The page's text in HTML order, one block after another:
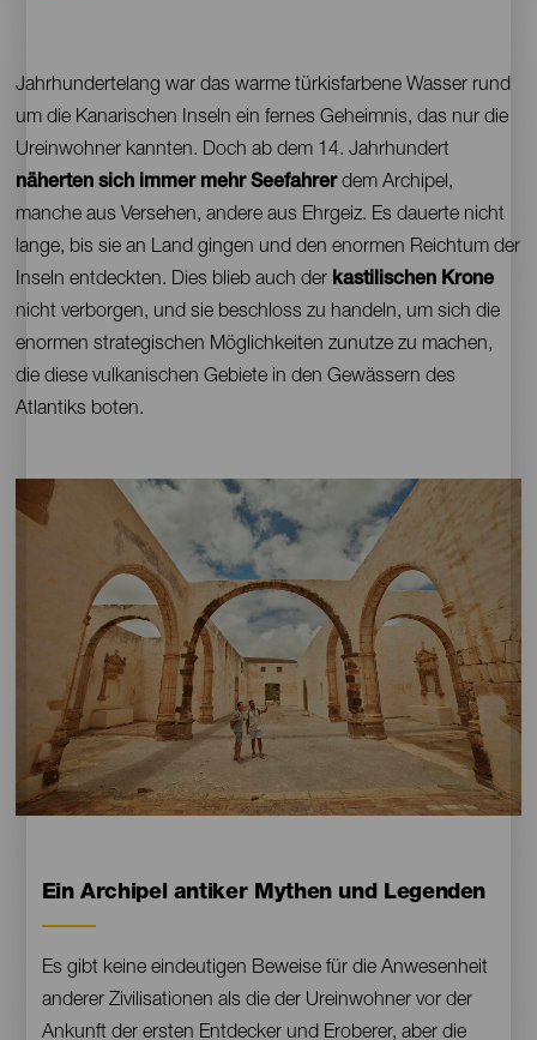
Contenido
Jahrhundertelang war das warme türkisfarbene Wasser rund
um die Kanarischen Inseln ein fernes Geheimnis, das nur die
Ureinwohner kannten. Doch ab dem 14. Jahrhundert
näherten sich immer mehr Seefahrerdem Archipel,
manche aus Versehen, andere aus Ehrgeiz. Es dauerte nicht
lange, bis sie an Land gingen und den enormen Reichtum der
Inseln entdeckten. Dies blieb auch der kastilischen Krone
nicht verborgen, und sie beschloss zu handeln, um sich die
enormen strategischen Möglichkeiten zunutze zu machen,
die diese vulkanischen Gebiete in den Gewässern des
Atlantiks boten.
Imagen
Imagen
Escritorio
16:9
Contenido
Ein Archipel antiker Mythen und Legenden
Es gibt keine eindeutigen Beweise für die Anwesenheit
anderer Zivilisationen als die der Ureinwohner vor der
Ankunft der ersten Entdecker und Eroberer, aber die